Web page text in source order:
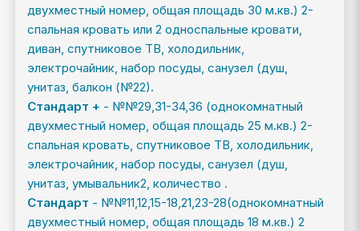
двухместный номер, общая площадь 30 м.кв.) 2-
спальная кровать или 2 односпальные кровати,
диван, спутниковое ТВ, холодильник,
электрочайник, набор посуды, санузел (душ,
унитаз, балкон (№22).
Стандарт + - №№29,31-34,36 (однокомнатный
двухместный номер, общая площадь 25 м.кв.) 2-
спальная кровать, спутниковое ТВ, холодильник,
электрочайник, набор посуды, санузел (душ,
унитаз, умывальник2, количество .
Стандарт - №№11,12,15-18,21,23-28(однокомнатный
двухместный номер, общая площадь 18 м.кв.) 2